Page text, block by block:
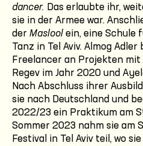
dancer. Das erlaubte ihr,
sie in der Armee war.
der Maslool ein, eine Schule
Tanz in Tel Aviv. Almog
Freelancer an Projekten
Regev im Jahr 2020 und
Nach Abschluss ihrer
sie nach Deutschland und
2022/23 ein Praktikum am
Sommer 2023 nahm sie am
Festival in Tel Aviv teil, wo